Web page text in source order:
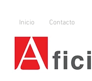
Inicio Contacto